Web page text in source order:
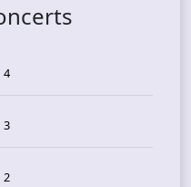
4
3
2